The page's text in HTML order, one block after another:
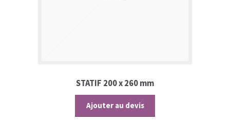
STATIF 200 x 260 mm
Ajouter au devis